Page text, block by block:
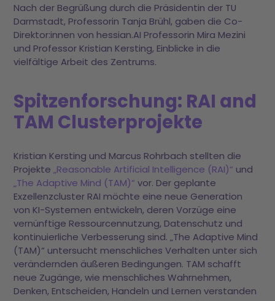
Nach der Begrüßung durch die Präsidentin der TU
Darmstadt, Professorin Tanja Brühl, gaben die Co-
Direktor:innen von hessian.AI Professorin Mira Mezini
und Professor Kristian Kersting, Einblicke in die
vielfältige Arbeit des Zentrums.
Spitzenforschung: RAI and
TAM Clusterprojekte
Kristian Kersting und Marcus Rohrbach stellten die
Projekte „Reasonable Artificial Intelligence (RAI)“ und
„The Adaptive Mind (TAM)“ vor. Der geplante
Exzellenzcluster RAI möchte eine neue Generation
von KI-Systemen entwickeln, deren Vorzüge eine
vernünftige Ressourcennutzung, Datenschutz und
kontinuierliche Verbesserung sind. „The Adaptive Mind
(TAM)“ untersucht menschliches Verhalten unter sich
verändernden äußeren Bedingungen. TAM schafft
neue Zugänge, wie menschliches Wahrnehmen,
Denken, Entscheiden, Handeln und Lernen verstanden